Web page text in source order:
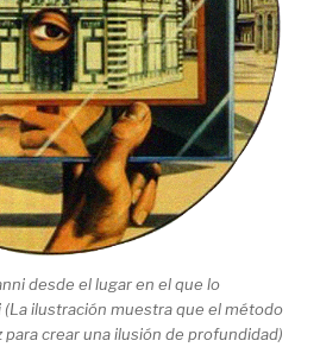
desde el lugar en el que lo
ilustración muestra que el método
crear una ilusión de profundidad)